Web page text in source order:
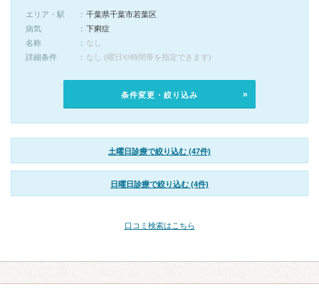
エリア・駅
千葉県千葉市若葉区
病気
下痢症
名称
なし
詳細条件
なし (曜日や時間帯を指定できます)
条件変更・絞り込み
土曜日診療で絞り込む (47件)
日曜日診療で絞り込む (4件)
口コミ検索はこちら